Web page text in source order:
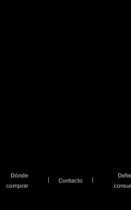
Dónde
comprar
| Contacto |